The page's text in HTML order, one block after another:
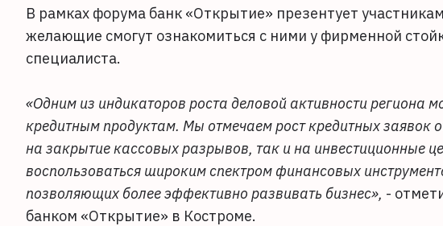
В рамках форума банк «Открытие» презентует
желающие смогут ознакомиться с ними у фирменной
специалиста.
«Одним из индикаторов роста деловой активности региона
кредитным продуктам. Мы отмечаем рост кредитных заявок
на закрытие кассовых разрывов, так и на инвестиционные
воспользоваться широким спектром финансовых
позволяющих более эффективно развивать бизнес», -
банком «Открытие» в Костроме.